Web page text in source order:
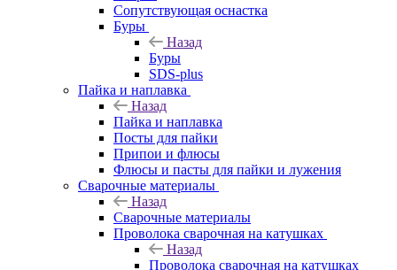
Сопутствующая оснастка
Буры
Назад
Буры
SDS-plus
Пайка и наплавка
Назад
Пайка и наплавка
Посты для пайки
Припои и флюсы
Флюсы и пасты для пайки и лужения
Сварочные материалы
Назад
Сварочные материалы
Проволока сварочная на катушках
Назад
Проволока сварочная на катушках